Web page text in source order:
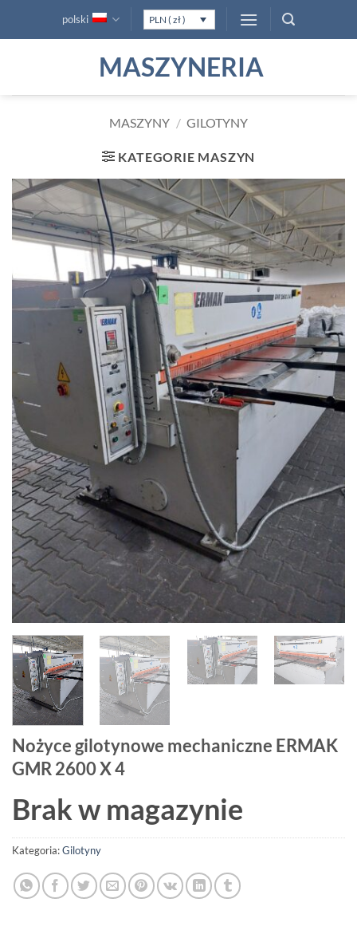
polski PLN ( zł )
MASZYNERIA
MASZYNY / GILOTYNY
KATEGORIE MASZYN
Nożyce gilotynowe mechaniczne ERMAK
GMR 2600 X 4
Brak w magazynie
Kategoria:Gilotyny